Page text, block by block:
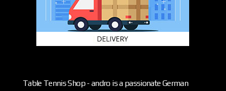
Table Tennis Shop - andro is a passionate German